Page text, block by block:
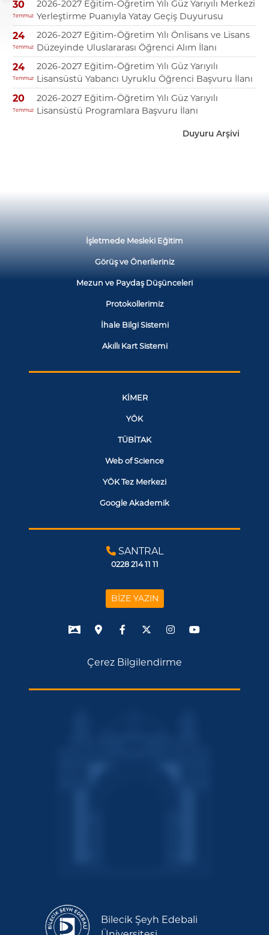
30
Temmuz
2026-2027 Eğitim-Öğretim Yılı Güz Yarıyılı Merkezi
Yerleştirme Puanıyla Yatay Geçiş Duyurusu
24
Temmuz
2026-2027 Eğitim-Öğretim Yılı Önlisans ve Lisans
Düzeyinde Uluslararası Öğrenci Alım İlanı
24
Temmuz
2026-2027 Eğitim-Öğretim Yılı Güz Yarıyılı
Lisansüstü Yabancı Uyruklu Öğrenci Başvuru İlanı
20
Temmuz
2026-2027 Eğitim-Öğretim Yılı Güz Yarıyılı
Lisansüstü Programlara Başvuru İlanı
Duyuru Arşivi
Bilecik Şeyh Edebali
İşletmede Mesleki Eğitim
Görüş ve Önerileriniz
Mezun ve Paydaş Düşünceleri
Protokollerimiz
İhale Bilgi Sistemi
Akıllı Kart Sistemi
KİMER
YÖK
TÜBİTAK
Web of Science
YÖK Tez Merkezi
Google Akademik
SANTRAL
0228 214 11 11
BİZE YAZIN
Çerez Bilgilendirme